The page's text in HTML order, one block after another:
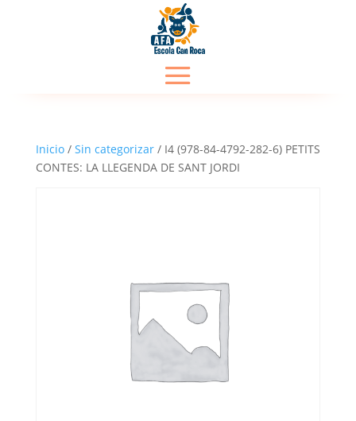
Inicio/ Sin categorizar/ I4 (978-84-4792-282-6) PETITS
CONTES: LA LLEGENDA DE SANT JORDI